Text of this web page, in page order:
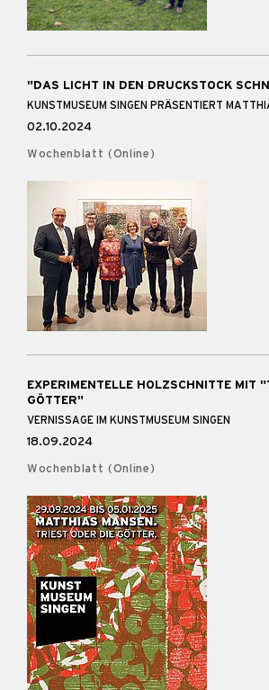
"DAS LICHT IN DEN DRUCKSTOCK
KUNSTMUSEUM SINGEN PRÄSENTIERT
02.10.2024
Wochenblatt (Online)
EXPERIMENTELLE HOLZSCHNITTE MIT
GÖTTER"
VERNISSAGE IM KUNSTMUSEUM SINGEN
18.09.2024
Wochenblatt (Online)